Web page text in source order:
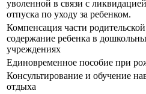
уволенной в связи с
отпуска по уходу за ребенком.
Компенсация части
содержание ребенка в
учреждениях
Единовременное пособие при
Консультирование и обучение
отдыха